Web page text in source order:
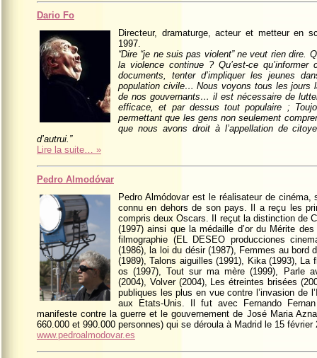
Dario Fo
Directeur, dramaturge, acteur et metteur en
1997.
“Dire “je ne suis pas violent” ne veut rien dire.
la violence continue ? Qu’est-ce
documents, tenter d’impliquer les jeunes
population civile… Nous voyons tous les jours
de nos gouvernants… il est nécessaire de
efficace, et par dessus tout populaire ;
permettant que les gens non seulement
que nous avons droit à l’appellation de
d’autrui.”
Lire la suite… »
Pedro Almodóvar
Pedro Almódovar est le réalisateur de
connu en dehors de son pays. Il a reçu les
compris deux Oscars. Il reçut la distinction de
(1997) ainsi que la médaille d’or du Mérite
filmographie (EL DESEO producciones
(1986), la loi du désir (1987), Femmes au bord
(1989), Talons aiguilles (1991), Kika (1993),
os (1997), Tout sur ma mère (1999), Parle
(2004), Volver (2004), Les étreintes brisées
publiques les plus en vue contre l’invasion de
aux Etats-Unis. Il fut avec Fernando
manifeste contre la guerre et le gouvernement de José Maria
660.000 et 990.000 personnes) qui se déroula à Madrid le 15 février
www.pedroalmodovar.es